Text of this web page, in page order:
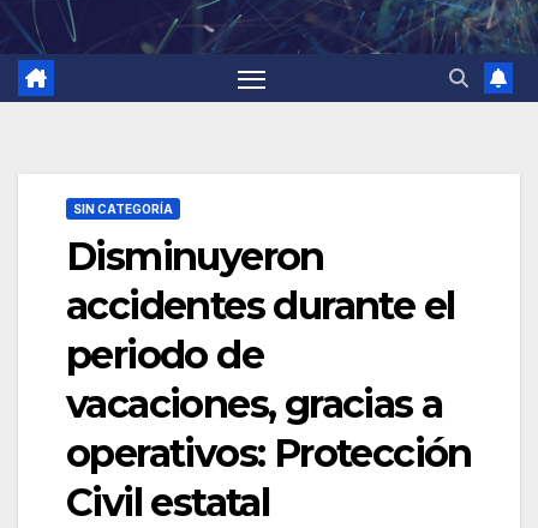
SIN CATEGORÍA
Disminuyeron
accidentes durante el
periodo de
vacaciones, gracias a
operativos: Protección
Civil estatal